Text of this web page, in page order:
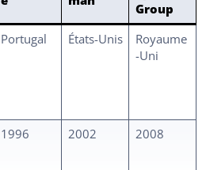
Group
Portugal États-Unis
Royaume
-Uni
1996 2002 2008